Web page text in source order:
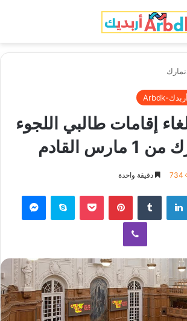
الدخول
أربدك-Arbdk
إقامات طالبي اللجوء
القادم
734 دقيقة واحدة
لينكدإن بينتيريست سكايب
ڤايبر